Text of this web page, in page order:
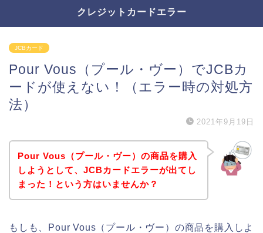
クレジットカードエラー
JCBカード
Pour Vous（プール・ヴー）でJCBカ
ードが使えない！（エラー時の対処方
法）
2021年9月19日
Pour Vous（プール・ヴー）の商品を購入
しようとして、JCBカードエラーが出てし
まった！という方はいませんか？
もしも、Pour Vous（プール・ヴー）の商品を購入しよ